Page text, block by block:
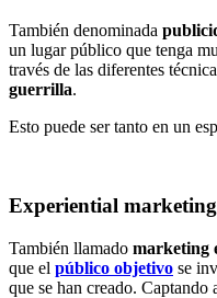
También denominada
un lugar público que tenga
través de las diferentes
guerrilla.
Esto puede ser tanto en un
Experiential marketing
También llamado marketing
que el público objetivo se
que se han creado. Captando